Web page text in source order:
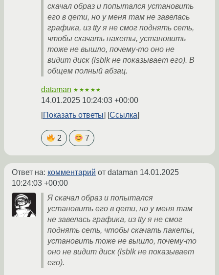
скачал образ и попытался установить
его в qemu, но у меня там не завелась
графика, из tty я не смог поднять сеть,
чтобы скачать пакеты, установить
тоже не вышло, почему-то оно не
видит диск (lsblk не показывает его). В
общем полный абзац.
dataman ★★★★★
14.01.2025 10:24:03 +00:00
Показать ответы
Ссылка
2 7
Ответ на: комментарий от dataman 14.01.2025
10:24:03 +00:00
Я скачал образ и попытался
установить его в qemu, но у меня там
не завелась графика, из tty я не смог
поднять сеть, чтобы скачать пакеты,
установить тоже не вышло, почему-то
оно не видит диск (lsblk не показывает
его).